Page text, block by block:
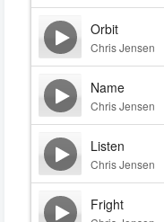
Orbit
Chris Jensen
Name
Chris Jensen
Listen
Chris Jensen
Fright